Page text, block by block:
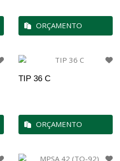
ORÇAMENTO
TIP 36 C
ORÇAMENTO